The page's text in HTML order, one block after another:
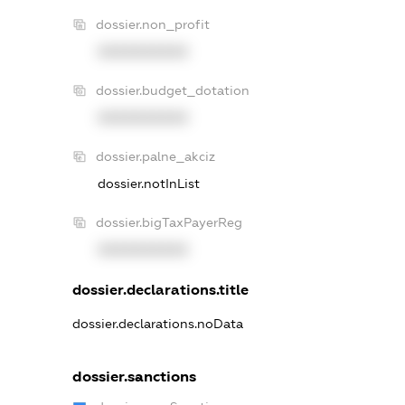
dossier.non_profit
dossier.budget_dotation
dossier.palne_akciz
dossier.notInList
dossier.bigTaxPayerReg
dossier.declarations.title
dossier.declarations.noData
dossier.sanctions